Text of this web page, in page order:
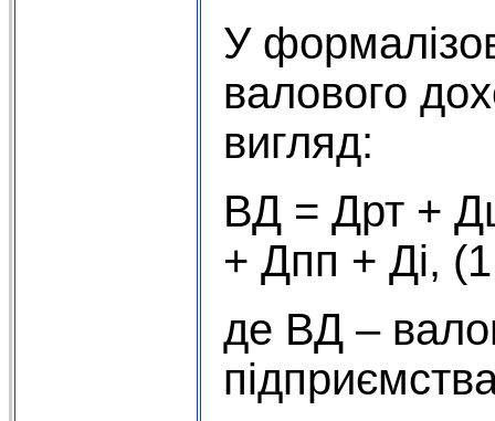
У
валового
вигляд:
ВД = Дрт +
+ Дпп + Ді,
де ВД –